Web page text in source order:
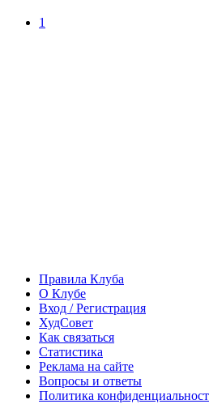
1
Правила Клуба
О Клубе
Вход / Регистрация
ХудСовет
Как связаться
Статистика
Реклама на сайте
Вопросы и ответы
Политика